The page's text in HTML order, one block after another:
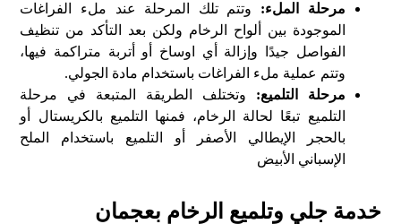
مرحلة الملء:
وتتم تلك المرحلة عند ملء الفراغات
الموجودة بين ألواح الرخام ولكن بعد التأكد من تنظيف
الفواصل جيدًا وإزالة أي اوساخ أو أتربة متراكمة فيها،
وتتم عملية ملء الفراغات باستخدام مادة الجولي.
مرحلة التلميع:
وتختلف الطريقة المتبعة في مرحلة
التلميع تبعًا لحالة الرخام، فمنها التلميع بالكريستال أو
بالحجر الإيطالي الأصفر أو التلميع باستخدام الملح
الإسباني الأبيض
خدمة جلي وتلميع الرخام بعجمان